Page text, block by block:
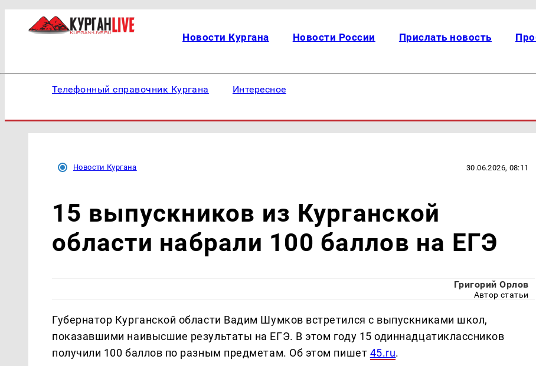
Новости Кургана Новости России Прислать новость
Телефонный справочник Кургана Интересное
Новости Кургана 30.06.2026, 08:11
15 выпускников из Курганской
области набрали 100 баллов на ЕГЭ
Григорий Орлов
Автор статьи
Губернатор Курганской области Вадим Шумков встретился с выпускниками школ,
показавшими наивысшие результаты на ЕГЭ. В этом году 15 одиннадцатиклассников
получили 100 баллов по разным предметам. Об этом пишет 45.ru.